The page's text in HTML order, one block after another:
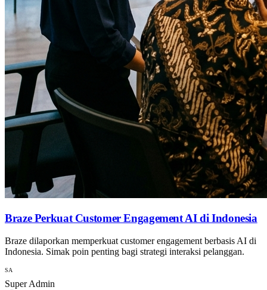
Braze Perkuat Customer Engagement AI di Indonesia
Braze dilaporkan memperkuat customer engagement berbasis AI di
Indonesia. Simak poin penting bagi strategi interaksi pelanggan.
SA
Super Admin